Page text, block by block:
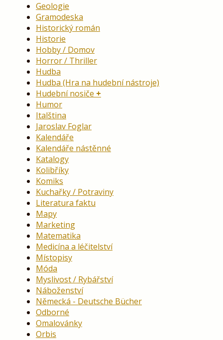
Geologie
Gramodeska
Historický román
Historie
Hobby / Domov
Horror / Thriller
Hudba
Hudba (Hra na hudební nástroje)
Hudební nosiče
Humor
Italština
Jaroslav Foglar
Kalendáře
Kalendáře nástěnné
Katalogy
Kolibříky
Komiks
Kuchařky / Potraviny
Literatura faktu
Mapy
Marketing
Matematika
Medicína a léčitelství
Místopisy
Móda
Myslivost / Rybářství
Náboženství
Německá - Deutsche Bücher
Odborné
Omalovánky
Orbis